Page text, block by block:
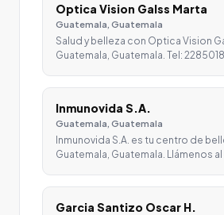
Optica Vision Galss Marta
Guatemala, Guatemala
Salud y belleza con Optica Vision
Guatemala, Guatemala. Tel:
Inmunovida S.A.
Guatemala, Guatemala
Inmunovida S.A. es tu centro de
Guatemala, Guatemala. Llámenos al
Garcia Santizo Oscar H.